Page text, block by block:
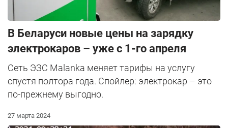
В Беларуси новые цены на зарядку
электрокаров – уже с 1-го апреля
Сеть ЭЗС Malanka меняет тарифы на услугу
спустя полтора года. Спойлер: электрокар – это
по-прежнему выгодно.
27 марта 2024